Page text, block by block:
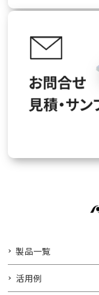
製品一覧
活用例